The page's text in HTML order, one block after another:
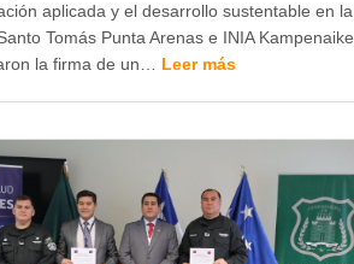
aplicada y el desarrollo sustentable en la
Tomás Punta Arenas e INIA Kampenaike
la firma de un… Leer más